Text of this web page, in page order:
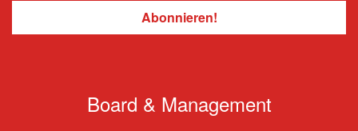
Board & Management